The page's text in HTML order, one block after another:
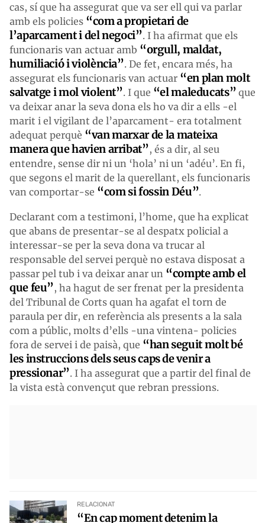
cas, sí que ha assegurat que va ser ell qui va parlar
amb els policies “com a propietari de
l’aparcament i del negoci”. I ha afirmat que els
funcionaris van actuar amb “orgull, maldat,
humiliació i violència”. De fet, encara més, ha
assegurat els funcionaris van actuar “en plan molt
salvatge i mol violent”. I que “el maleducats” que
va deixar anar la seva dona els ho va dir a ells -el
marit i el vigilant de l’aparcament- era totalment
adequat perquè “van marxar de la mateixa
manera que havien arribat”, és a dir, al seu
entendre, sense dir ni un ‘hola’ ni un ‘adéu’. En fi,
que segons el marit de la querellant, els funcionaris
van comportar-se “com si fossin Déu”.
Declarant com a testimoni, l’home, que ha explicat
que abans de presentar-se al despatx policial a
interessar-se per la seva dona va trucar al
responsable del servei perquè no estava disposat a
passar pel tub i va deixar anar un “compte amb el
que feu”, ha hagut de ser frenat per la presidenta
del Tribunal de Corts quan ha agafat el torn de
paraula per dir, en referència als presents a la sala
com a públic, molts d’ells -una vintena- policies
fora de servei i de paisà, que “han seguit molt bé
les instruccions dels seus caps de venir a
pressionar”. I ha assegurat que a partir del final de
la vista està convençut que rebran pressions.
RELACIONAT
“En cap moment detenim la